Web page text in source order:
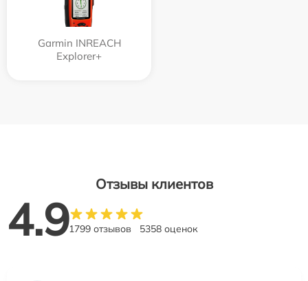
Garmin INREACH
Explorer+
Отзывы клиентов
4.91799 отзывов 5358 оценок